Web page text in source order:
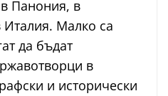
Панония, в
Малко са
да бъдат
в
и исторически